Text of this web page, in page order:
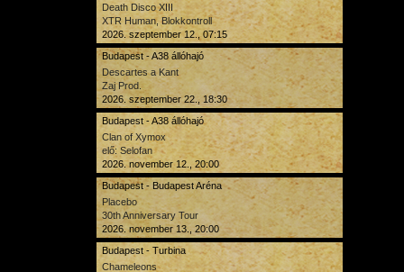
Death Disco XIII
XTR Human, Blokkontroll
2026. szeptember 12., 07:15
Budapest - A38 állóhajó
Descartes a Kant
Zaj Prod.
2026. szeptember 22., 18:30
Budapest - A38 állóhajó
Clan of Xymox
elő: Selofan
2026. november 12., 20:00
Budapest - Budapest Aréna
Placebo
30th Anniversary Tour
2026. november 13., 20:00
Budapest - Turbina
Chameleons